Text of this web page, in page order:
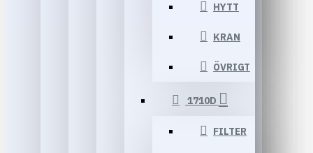
HYTT
KRAN
ÖVRIGT
1710D
FILTER